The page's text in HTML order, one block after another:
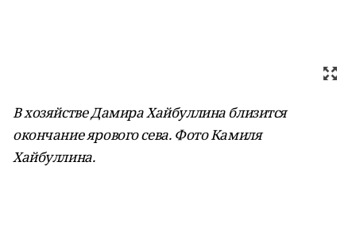
В хозяйстве Дамира Хайбуллина близится
окончание ярового сева. Фото Камиля
Хайбуллина.